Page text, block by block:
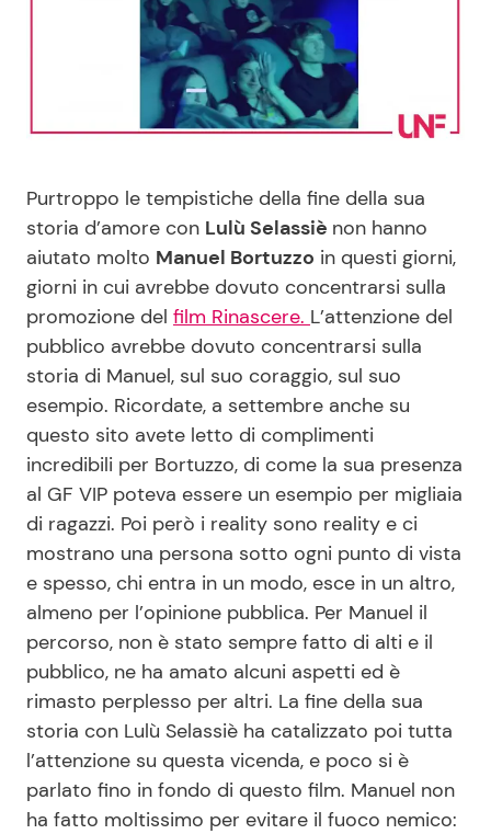
News Spettacolo
Moda e Style
Mondo Mamma
News benessere
Salute
Viaggi e Turismo
Festività
Cucina e Ricette
Dolci
Le Ricette in TV
Primi Piatti
Ricette Facili e Veloci
Ricette Feste
Ricette per Bambini
Seguici
Info
Chi siamo
Purtroppo le tempistiche della fine della sua
storia d’amore con Lulù Selassiè non hanno
aiutato molto Manuel Bortuzzo in questi giorni,
giorni in cui avrebbe dovuto concentrarsi sulla
promozione del film Rinascere. L’attenzione del
pubblico avrebbe dovuto concentrarsi sulla
storia di Manuel, sul suo coraggio, sul suo
esempio. Ricordate, a settembre anche su
questo sito avete letto di complimenti
incredibili per Bortuzzo, di come la sua presenza
al GF VIP poteva essere un esempio per migliaia
di ragazzi. Poi però i reality sono reality e ci
mostrano una persona sotto ogni punto di vista
e spesso, chi entra in un modo, esce in un altro,
almeno per l’opinione pubblica. Per Manuel il
percorso, non è stato sempre fatto di alti e il
pubblico, ne ha amato alcuni aspetti ed è
rimasto perplesso per altri. La fine della sua
storia con Lulù Selassiè ha catalizzato poi tutta
l’attenzione su questa vicenda, e poco si è
parlato fino in fondo di questo film. Manuel non
ha fatto moltissimo per evitare il fuoco nemico: